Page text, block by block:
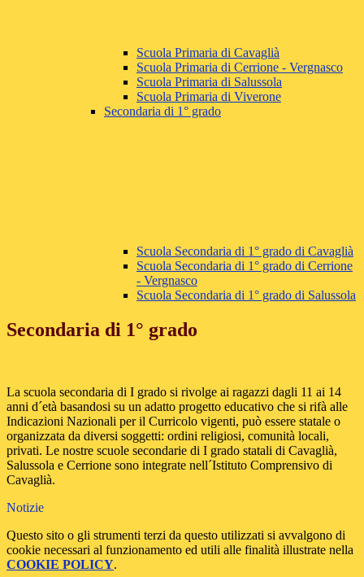
Scuola Primaria di Cavaglià
Scuola Primaria di Cerrione - Vergnasco
Scuola Primaria di Salussola
Scuola Primaria di Viverone
Secondaria di 1° grado
Scuola Secondaria di 1° grado di Cavaglià
Scuola Secondaria di 1° grado di Cerrione
- Vergnasco
Scuola Secondaria di 1° grado di Salussola
Secondaria di 1° grado
La scuola secondaria di I grado si rivolge ai ragazzi dagli 11 ai 14
anni d´età basandosi su un adatto progetto educativo che si rifà alle
Indicazioni Nazionali per il Curricolo vigenti, può essere statale o
organizzata da diversi soggetti: ordini religiosi, comunità locali,
privati. Le nostre scuole secondarie di I grado statali di Cavaglià,
Salussola e Cerrione sono integrate nell´Istituto Comprensivo di
Cavaglià.
Notizie
Questo sito o gli strumenti terzi da questo utilizzati si avvalgono di
cookie necessari al funzionamento ed utili alle finalità illustrate nella
COOKIE POLICY.